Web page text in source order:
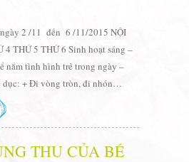
2 /11 đến 6 /11/2015 NỘI
4 THỨ 5 THỨ 6 Sinh hoạt sáng –
nắm tình hình trẻ trong ngày –
dục: + Đi vòng tròn, đi nhón…
THU CỦA BÉ